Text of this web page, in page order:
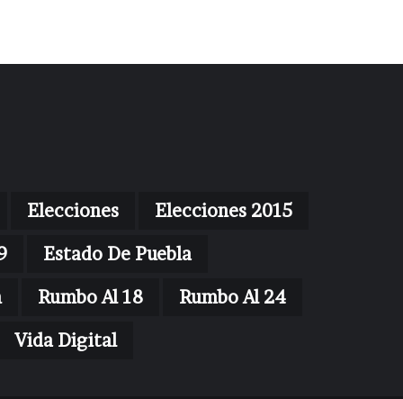
Elecciones
Elecciones 2015
Estado De Puebla
Rumbo Al 18
Rumbo Al 24
Vida Digital